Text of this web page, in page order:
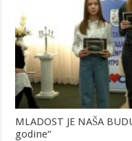
MLADOST JE NAŠA
godine“